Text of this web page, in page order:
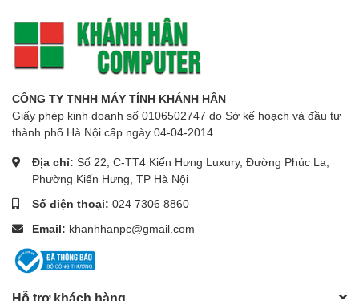
CÔNG TY TNHH MÁY TÍNH KHÁNH HÂN
Giấy phép kinh doanh số 0106502747 do Sở kế hoạch và đầu tư
thành phố Hà Nội cấp ngày 04-04-2014
Địa chỉ: Số 22, C-TT4 Kiến Hưng Luxury, Đường Phúc La,
Phường Kiến Hưng, TP Hà Nội
Số điện thoại: 024 7306 8860
Email: khanhhanpc@gmail.com
Hỗ trợ khách hàng